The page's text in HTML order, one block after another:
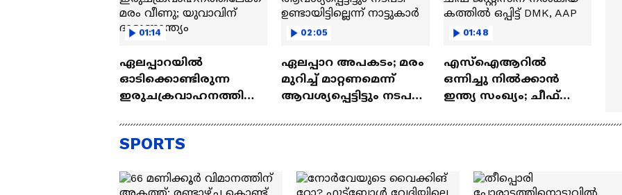
01:14
ഏലപ്പാറയിൽ
ഓടിക്കൊണ്ടിരുന്ന
ഇരുചക്രവാഹനത്തിലേ
യുവാവിന് ദാരുണാന്ത്യം
02:05
ഏലപ്പാറ അപകടം; മരം
മുറിച്ച് മാറ്റണമെന്ന്
ആവശ്യപ്പെട്ടിട്ടും നടപടി
നാട്ടുകാർ
01:48
എസ്ഐആറിൽ
ഒന്നിച്ചു നിൽക്കാൻ
ഇന്ത്യ സംഖ്യം; ചീഫ്
കത്തിൽ ഒപ്പിട്ട് DMK, AAP
SPORTS